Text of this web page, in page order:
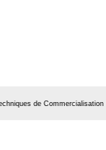
de